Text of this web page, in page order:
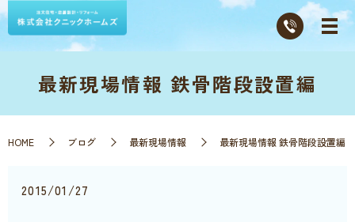
最新現場情報 鉄骨階段設置編
HOME ブログ 最新現場情報 最新現場情報 鉄骨階段設置編
2015/01/27